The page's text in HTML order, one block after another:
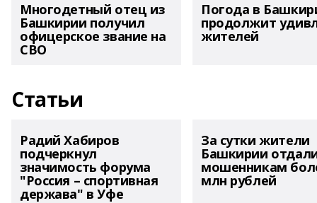
Многодетный отец из
Башкирии получил
офицерское звание на
СВО
Погода в
продолжит
жителей
Статьи
Радий Хабиров
подчеркнул
значимость форума
"Россия – спортивная
держава" в Уфе
За сутки жители
Башкирии
мошенникам
млн рублей